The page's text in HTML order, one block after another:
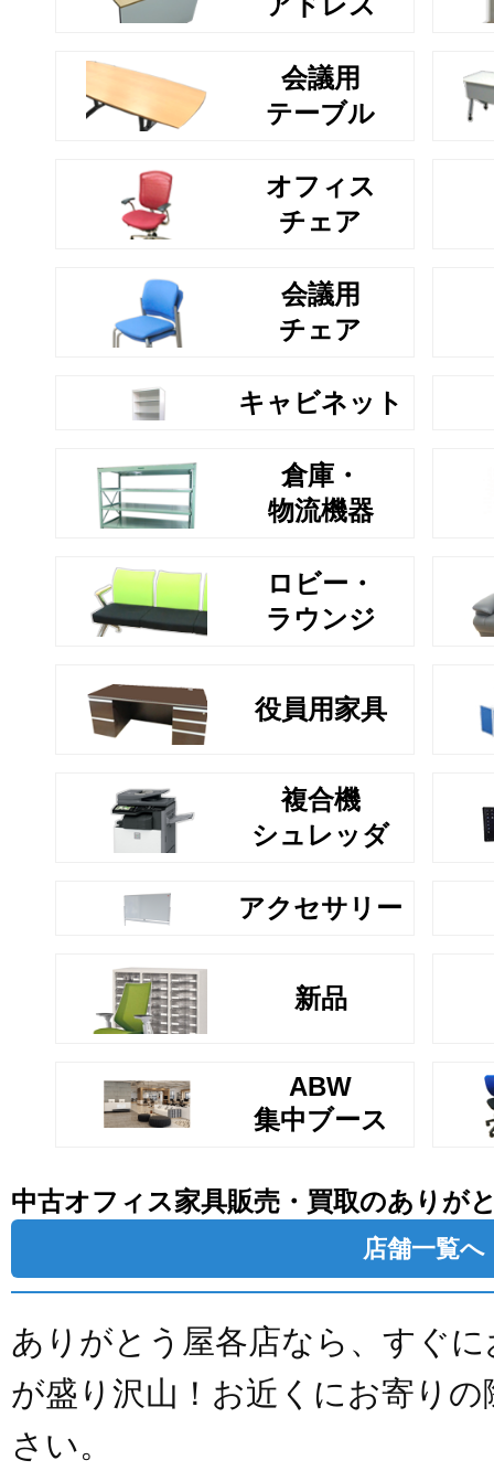
会議用
テーブル
オフィス
チェア
会議用
チェア
キャビネット
倉庫・
物流機器
ロビー・
ラウンジ
役員用家具
複合機
シュレッダ
アクセサリー
新品
ABW
集中ブース
中古オフィス家具販売・買取のありが
店舗一覧へ
ありがとう屋各店なら、すぐ
が盛り沢山！お近くにお寄り
さい。